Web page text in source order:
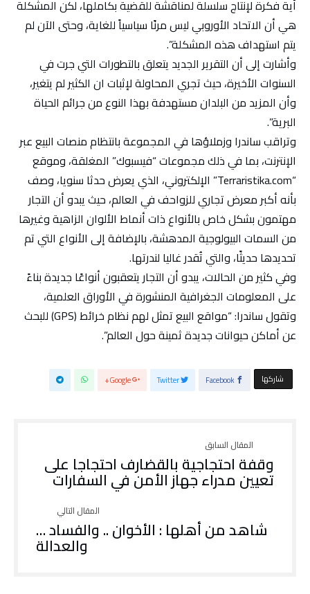
أية فكرة لإنتاج سلسلة لمناقشة للقضية بكاملها، لكن المشكلة
هي أن الاتحاد الأوروبي ليس مرنًا سياسياً للغاية، وحتى الآن لم
يتم استهداف هذه المشكلة”.
وأشارت إلى أن التقرير الجديد يتعلق بالتطورات التي جرت في
السنوات الأخيرة، حيث تجري المحاولة لإثبات ان الكثير لم يتغير،
وأن المزيد من البلدان مستهدفة بهذا النوع من جرائم الحياة
البرية”.
وتراقب ساندرا وزملاؤها في المجموعة بانتظام منصات البيع عبر
الإنترنت، بما في ذلك مجموعات “فيسبوك” المغلقة، وموقع
“Terraristika.com” الإلكتروني، الذي يعرض حدثا سنويا، وصف
بأنه أكبر معرض تجاري للزواحف في العالم، حيث يبدو أن التجار
مهتمون بشكل خاص بالأنواع ذات أنماط الألوان الزاهية وغيرها
من السمات البيولوجية المدهشة، بالإضافة إلى الأنواع التي تم
تحديدها حديثًا، والتي تُقدر غاليا لندرتها.
وفي كثير من الحالات، يبدو أن التجار يتعقبون أنواعًا جديدة بناءً
على المعلومات الجغرافية المنشورة في الأوراق العلمية،
وتقول ساندرا: “مواقع البيع تمثل لهم نظام خرائط (GPS) للبحث
عن أماكن حيوانات جديدة ثمينة حول العالم”.
‫‫ شاركها‬ Facebook
Twitter
Google+
وقفة احتجاجية بالقضارف احتجاجا على
تعيين مدراء جهاز الأمن في السفارات
شاهد من أهلها : الأخوان .. والفساد …
والعدالة